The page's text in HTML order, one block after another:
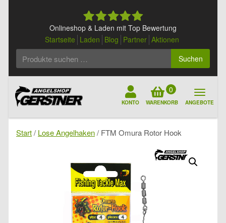
Onlineshop & Laden mit Top Bewertung
Startseite Laden Blog Partner Aktionen
Suchen
KONTO
0
WARENKORB ANGEBOTE
Start/ Lose Angelhaken/ FTM Omura Rotor Hook